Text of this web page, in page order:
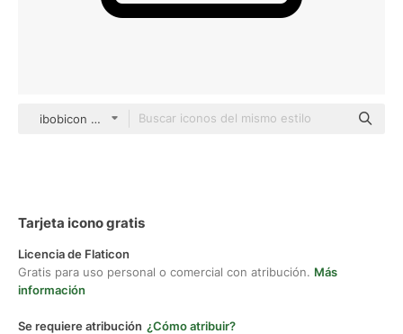
ibobicon Basic Outline
Tarjeta icono gratis
Licencia de Flaticon
Gratis para uso personal o comercial con atribución. Más
información
Se requiere atribución ¿Cómo atribuir?